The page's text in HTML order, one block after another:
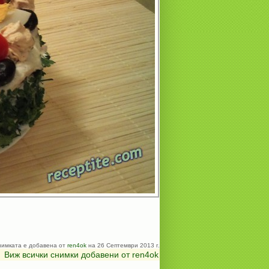
е добавена от ren4ok на 26 Септември 2013 г.
Виж всички снимки добавени от ren4ok